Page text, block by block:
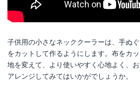
子供用の小さなネッククーラーは、手ぬ
をカットして作るようにします。布をカ
地を変えて、より使いやすく心地よく、お
アレンジしてみてはいかがでしょうか。